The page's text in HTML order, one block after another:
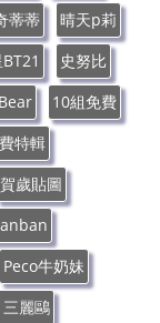
蒂蒂
晴天p莉
史努比
10組免費
特輯
賀歲貼圖
Peco牛奶妹
麗鷗